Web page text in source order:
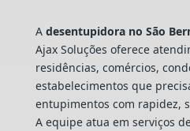
A desentupidora no São
Ajax Soluções oferece
residências, comércios,
estabelecimentos que
entupimentos com rapidez,
A equipe atua em serviços